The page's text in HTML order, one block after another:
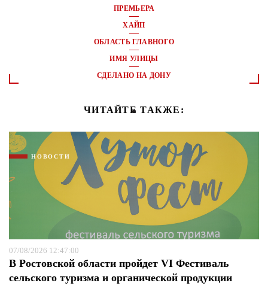
ПРЕМЬЕРА
ХАЙП
ОБЛАСТЬ ГЛАВНОГО
ИМЯ УЛИЦЫ
СДЕЛАНО НА ДОНУ
ЧИТАЙТЕ ТАКЖЕ:
НОВОСТИ
07/08/2026 12:47:00
В Ростовской области пройдет VI Фестиваль
сельского туризма и органической продукции